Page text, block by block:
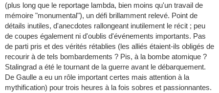
(plus long que le reportage lambda, bien moins qu'un travail de
mémoire "monumental"), un défi brillamment relevé. Point de
détails inutiles, d'anecdotes rallongeant inutilement le récit ; peu
de coupes également ni d'oublis d'événements importants. Pas
de parti pris et des vérités rétablies (les alliés étaient-ils obligés de
recourir à de tels bombardements ? Pis, à la bombe atomique ?
Stalingrad a été le tournant de la guerre avant le débarquement.
De Gaulle a eu un rôle important certes mais attention à la
mythification) pour trois heures à la fois sobres et passionnantes.